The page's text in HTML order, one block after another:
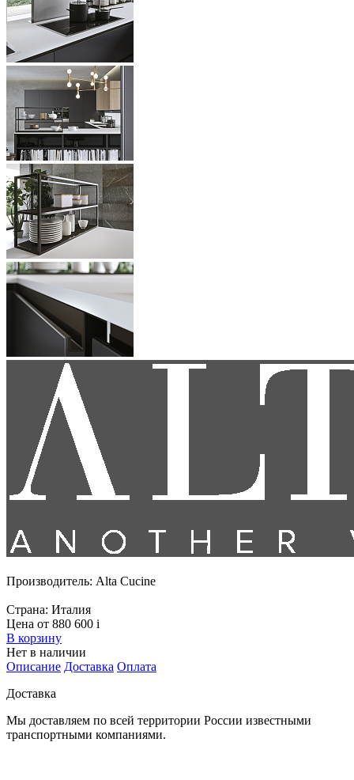
Производитель: Alta Cucine
Страна: Италия
Цена от 880 600 i
В корзину
Нет в наличии
Описание Доставка Оплата
Доставка
Мы доставляем по всей территории России известными
транспортными компаниями.